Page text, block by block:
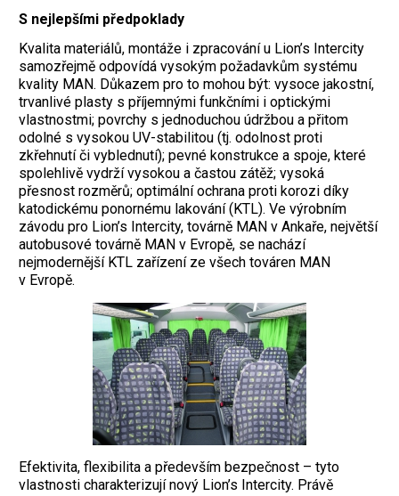
S nejlepšími předpoklady
Kvalita materiálů, montáže i zpracování u Lion’s Intercity
samozřejmě odpovídá vysokým požadavkům systému
kvality MAN. Důkazem pro to mohou být: vysoce jakostní,
trvanlivé plasty s příjemnými funkčními i optickými
vlastnostmi; povrchy s jednoduchou údržbou a přitom
odolné s vysokou UV-stabilitou (tj. odolnost proti
zkřehnutí či vyblednutí); pevné konstrukce a spoje, které
spolehlivě vydrží vysokou a častou zátěž; vysoká
přesnost rozměrů; optimální ochrana proti korozi díky
katodickému ponornému lakování (KTL). Ve výrobním
závodu pro Lion’s Intercity, továrně MAN v Ankaře, největší
autobusové továrně MAN v Evropě, se nachází
nejmodernější KTL zařízení ze všech továren MAN
v Evropě.
Efektivita, flexibilita a především bezpečnost – tyto
vlastnosti charakterizují nový Lion’s Intercity. Právě